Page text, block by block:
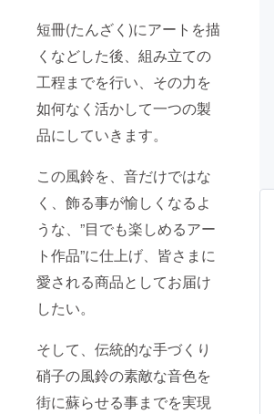
短冊(たんざく)にアートを描
くなどした後、組み立ての
工程までを行い、その力を
如何なく活かして一つの製
品にしていきます。
この風鈴を、音だけではな
く、飾る事が愉しくなるよ
うな、”目でも楽しめるアー
ト作品”に仕上げ、皆さまに
愛される商品としてお届け
したい。
そして、伝統的な手づくり
硝子の風鈴の素敵な音色を
街に蘇らせる事までを実現